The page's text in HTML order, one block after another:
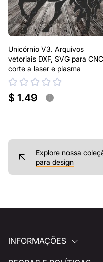
Unicórnio V3. Arquivos
vetoriais DXF, SVG para
corte a laser e plasma
$ 1.49 i
Explore nossa
para design
INFORMAÇÕES